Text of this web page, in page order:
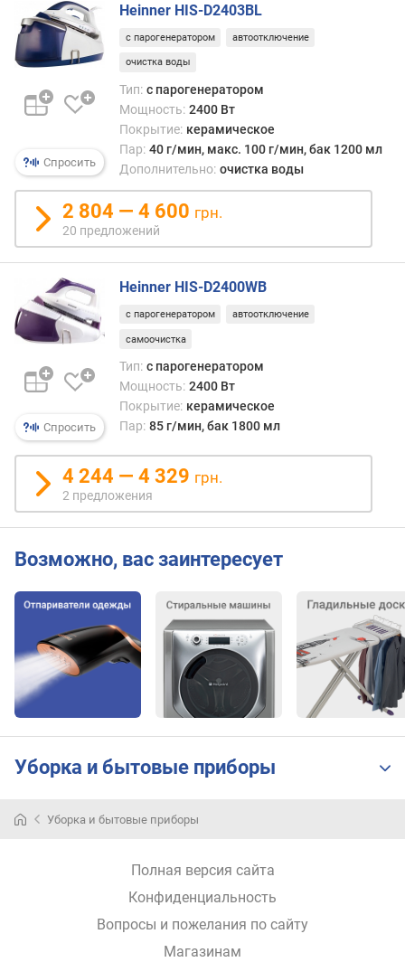
о
щ
о
т
В
т
л
е
е
п
р
а
б
о
щ
н
о
с
т
д
и
Спросить
Heinner HIS-D2403BL
с парогенератором автоотключение
очистка воды
Тип: с парогенератором
Мощность: 2400 Вт
Покрытие: керамическое
Пар: 40 г/мин, макс. 100 г/мин, бак 1200 мл
Дополнительно: очистка воды
2 804 — 4 600 грн.
20 предложений
Спросить
Heinner HIS-D2400WB
с парогенератором автоотключение
самоочистка
Тип: с парогенератором
Мощность: 2400 Вт
Покрытие: керамическое
Пар: 85 г/мин, бак 1800 мл
4 244 — 4 329 грн.
2 предложения
Возможно, вас заинтересует
Уборка и бытовые приборы
Уборка и бытовые приборы
Полная версия сайта
Конфиденциальность
Вопросы и пожелания по сайту
Магазинам